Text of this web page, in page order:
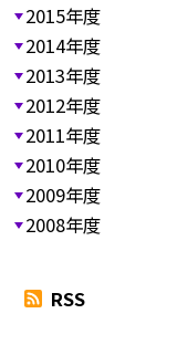
2015年度
2014年度
2013年度
2012年度
2011年度
2010年度
2009年度
2008年度
RSS